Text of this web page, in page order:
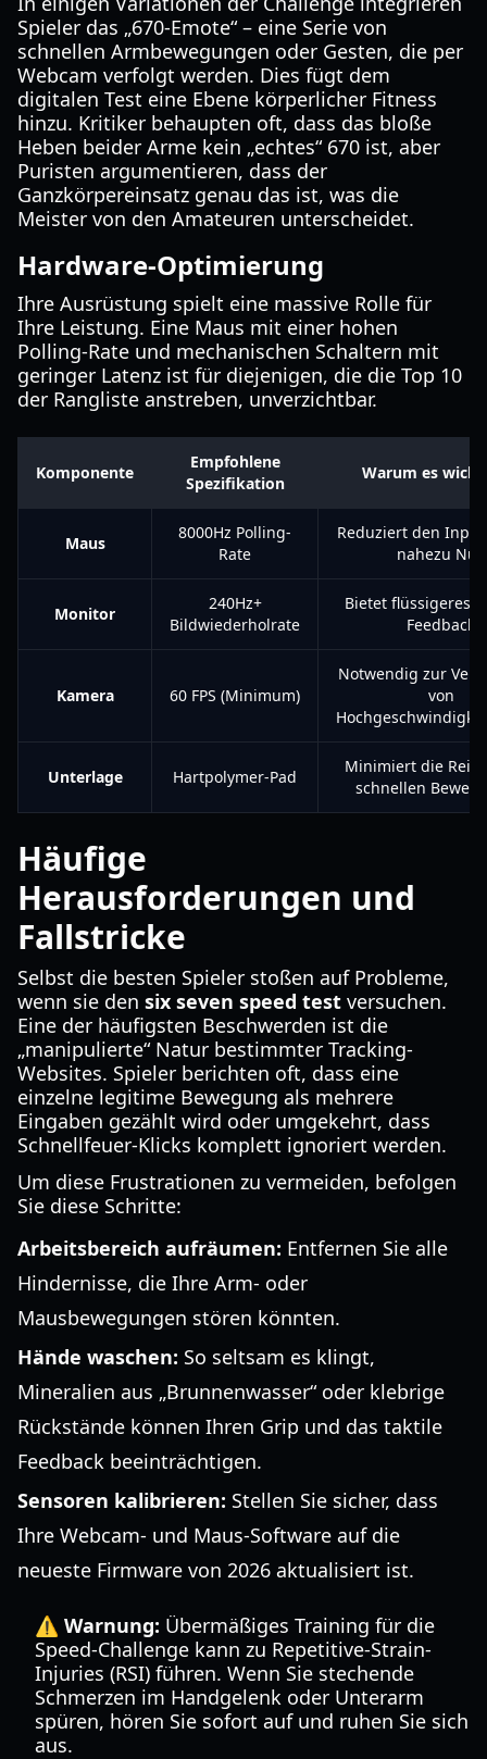
Spieler das „670-Emote“ – eine Serie von
schnellen Armbewegungen oder Gesten, die per
Webcam verfolgt werden. Dies fügt dem
digitalen Test eine Ebene körperlicher Fitness
hinzu. Kritiker behaupten oft, dass das bloße
Heben beider Arme kein „echtes“ 670 ist, aber
Puristen argumentieren, dass der
Ganzkörpereinsatz genau das ist, was die
Meister von den Amateuren unterscheidet.
Hardware-Optimierung
Ihre Ausrüstung spielt eine massive Rolle für
Ihre Leistung. Eine Maus mit einer hohen
Polling-Rate und mechanischen Schaltern mit
geringer Latenz ist für diejenigen, die die Top 10
der Rangliste anstreben, unverzichtbar.
Komponente
Empfohlene
Spezifikation
Warum es
Maus
8000Hz Polling-
Rate
Reduziert den
nahezu Null
Monitor
240Hz+
Bildwiederholrate
Bietet flüssigeres
Feedback
Kamera 60 FPS (Minimum)
Notwendig zur
von
Unterlage Hartpolymer-Pad
Minimiert die
schnellen
Häufige
Herausforderungen und
Fallstricke
Selbst die besten Spieler stoßen auf Probleme,
wenn sie den six seven speed test versuchen.
Eine der häufigsten Beschwerden ist die
„manipulierte“ Natur bestimmter Tracking-
Websites. Spieler berichten oft, dass eine
einzelne legitime Bewegung als mehrere
Eingaben gezählt wird oder umgekehrt, dass
Schnellfeuer-Klicks komplett ignoriert werden.
Um diese Frustrationen zu vermeiden, befolgen
Sie diese Schritte:
Arbeitsbereich aufräumen: Entfernen Sie alle
Hindernisse, die Ihre Arm- oder
Mausbewegungen stören könnten.
Hände waschen: So seltsam es klingt,
Mineralien aus „Brunnenwasser“ oder klebrige
Rückstände können Ihren Grip und das taktile
Feedback beeinträchtigen.
Sensoren kalibrieren: Stellen Sie sicher, dass
Ihre Webcam- und Maus-Software auf die
neueste Firmware von 2026 aktualisiert ist.
⚠️ Warnung: Übermäßiges Training für die
Speed-Challenge kann zu Repetitive-Strain-
Injuries (RSI) führen. Wenn Sie stechende
Schmerzen im Handgelenk oder Unterarm
spüren, hören Sie sofort auf und ruhen Sie sich
aus.